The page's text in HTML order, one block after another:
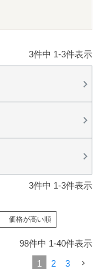
3件中 1-3件表示
3件中 1-3件表示
価格が高い順
98件中 1-40件表示
1
2 3